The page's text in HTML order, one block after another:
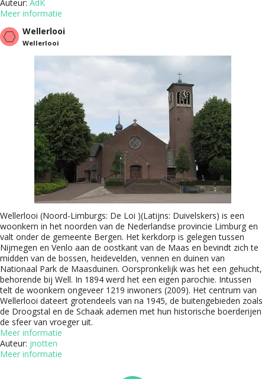
Auteur: AdK
Meer informatie
Wellerlooi
Wellerlooi
Wellerlooi (Noord-Limburgs: De Loi )(Latijns: Duivelskers) is een
woonkern in het noorden van de Nederlandse provincie Limburg en
valt onder de gemeente Bergen. Het kerkdorp is gelegen tussen
Nijmegen en Venlo aan de oostkant van de Maas en bevindt zich te
midden van de bossen, heidevelden, vennen en duinen van
Nationaal Park de Maasduinen. Oorspronkelijk was het een gehucht,
behorende bij Well. In 1894 werd het een eigen parochie. Intussen
telt de woonkern ongeveer 1219 inwoners (2009). Het centrum van
Wellerlooi dateert grotendeels van na 1945, de buitengebieden zoals
de Droogstal en de Schaak ademen met hun historische boerderijen
de sfeer van vroeger uit.
Meer informatie
Auteur: jnotten
Meer informatie